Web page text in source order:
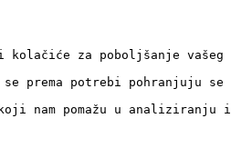
kolačiće za poboljšanje
prema potrebi pohranjuju
nam pomažu u